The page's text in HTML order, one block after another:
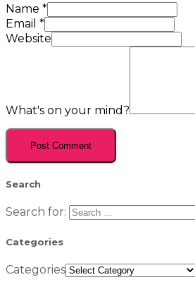
Name *
Email *
Website
What's on your mind?
Search
Search for:
Categories
Categories